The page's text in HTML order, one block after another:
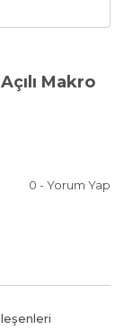
Makro
0 - Yorum Yap